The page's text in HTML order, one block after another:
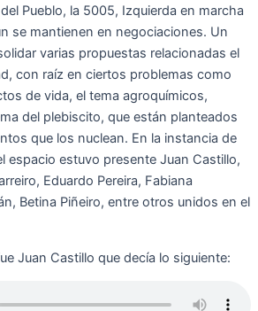
Pueblo, la 5005, Izquierda en marcha
se mantienen en negociaciones. Un
varias propuestas relacionadas el
con raíz en ciertos problemas como
de vida, el tema agroquímicos,
del plebiscito, que están planteados
que los nuclean. En la instancia de
espacio estuvo presente Juan Castillo,
Eduardo Pereira, Fabiana
Betina Piñeiro, entre otros unidos en el
Juan Castillo que decía lo siguiente: